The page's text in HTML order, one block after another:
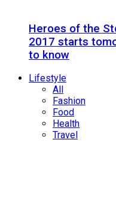
Heroes of the
2017 starts
to know
Lifestyle
All
Fashion
Food
Health
Travel